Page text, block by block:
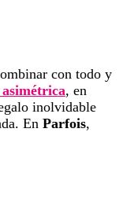
con todo y
, en
inolvidable
En Parfois,